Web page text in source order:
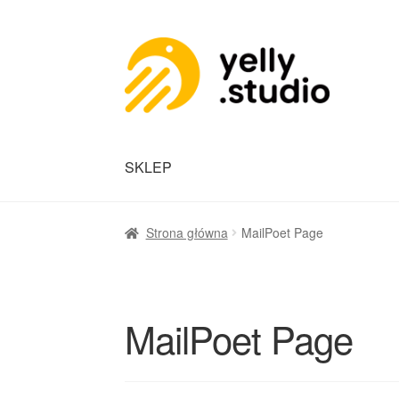
SKLEP
Strona główna MailPoet Page
MailPoet Page